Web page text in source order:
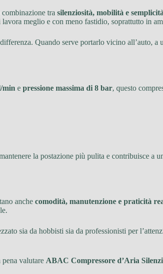
combinazione tra silenziosità, mobilità e
meglio e con meno fastidio, soprattutto in
Quando serve portarlo vicino all’auto,
min e pressione massima di 8 bar, questo
la postazione più pulita e contribuisce a
anche comodità, manutenzione e praticità
sia da hobbisti sia da professionisti per
valutare ABAC Compressore d’Aria